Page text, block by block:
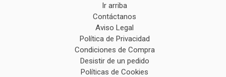
Ir arriba
Contáctanos
Aviso Legal
Política de Privacidad
Condiciones de Compra
Desistir de un pedido
Políticas de Cookies